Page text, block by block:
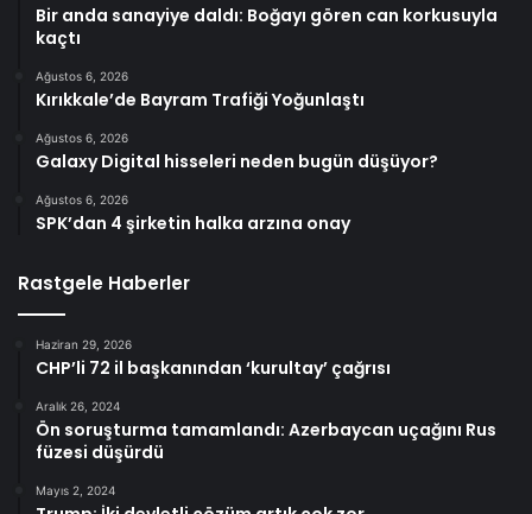
Bir anda sanayiye daldı: Boğayı gören can korkusuyla
kaçtı
Ağustos 6, 2026
Kırıkkale’de Bayram Trafiği Yoğunlaştı
Ağustos 6, 2026
Galaxy Digital hisseleri neden bugün düşüyor?
Ağustos 6, 2026
SPK’dan 4 şirketin halka arzına onay
Rastgele Haberler
Haziran 29, 2026
CHP’li 72 il başkanından ‘kurultay’ çağrısı
Aralık 26, 2024
Ön soruşturma tamamlandı: Azerbaycan uçağını Rus
füzesi düşürdü
Mayıs 2, 2024